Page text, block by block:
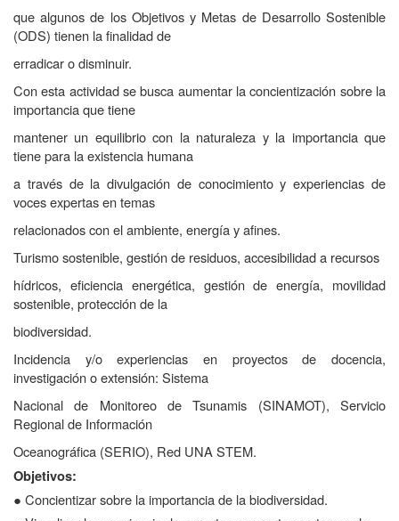
que algunos de los Objetivos y Metas de Desarrollo Sostenible
(ODS) tienen la finalidad de
erradicar o disminuir.
Con esta actividad se busca aumentar la concientización sobre la
importancia que tiene
mantener un equilibrio con la naturaleza y la importancia que
tiene para la existencia humana
a través de la divulgación de conocimiento y experiencias de
voces expertas en temas
relacionados con el ambiente, energía y afines.
Turismo sostenible, gestión de residuos, accesibilidad a recursos
hídricos, eficiencia energética, gestión de energía, movilidad
sostenible, protección de la
biodiversidad.
Incidencia y/o experiencias en proyectos de docencia,
investigación o extensión: Sistema
Nacional de Monitoreo de Tsunamis (SINAMOT), Servicio
Regional de Información
Oceanográfica (SERIO), Red UNA STEM.
Objetivos:
● Concientizar sobre la importancia de la biodiversidad.